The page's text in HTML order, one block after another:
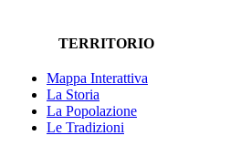
TERRITORIO
Mappa Interattiva
La Storia
La Popolazione
Le Tradizioni